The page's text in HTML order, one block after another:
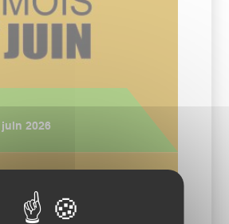
juin 2026